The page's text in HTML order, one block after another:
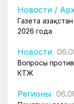
Новости /
Газета
2026 года
Новости
Вопросы
КТЖ
Регионы